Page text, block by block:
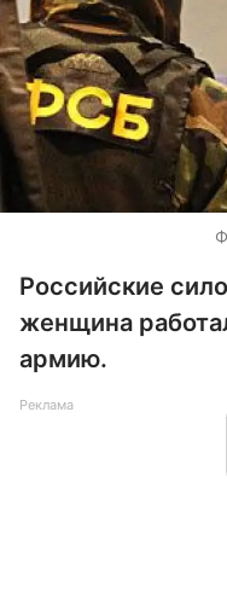
Российские
женщина
армию.
Реклама